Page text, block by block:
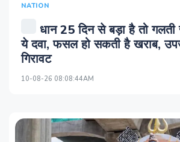
NATION
धान 25 दिन से बड़ा है तो
ये दवा, फसल हो सकती है खराब,
गिरावट
10-08-26 08:08:44AM